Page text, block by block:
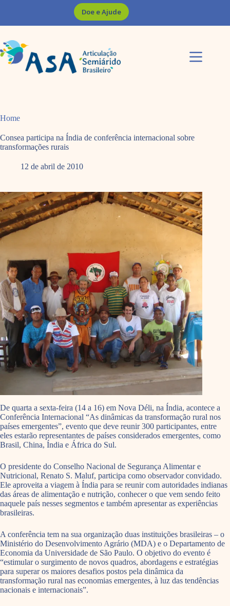
Doe e Ajude
Home
Consea participa na Índia de conferência internacional sobre
transformações rurais
12 de abril de 2010
De quarta a sexta-feira (14 a 16) em Nova Déli, na Índia, acontece a
Conferência Internacional “As dinâmicas da transformação rural nos
países emergentes”, evento que deve reunir 300 participantes, entre
eles estarão representantes de países considerados emergentes, como
Brasil, China, Índia e África do Sul.
O presidente do Conselho Nacional de Segurança Alimentar e
Nutricional, Renato S. Maluf, participa como observador convidado.
Ele aproveita a viagem à Índia para se reunir com autoridades indianas
das áreas de alimentação e nutrição, conhecer o que vem sendo feito
naquele país nesses segmentos e também apresentar as experiências
brasileiras.
A conferência tem na sua organização duas instituições brasileiras – o
Ministério do Desenvolvimento Agrário (MDA) e o Departamento de
Economia da Universidade de São Paulo. O objetivo do evento é
“estimular o surgimento de novos quadros, abordagens e estratégias
para superar os maiores desafios postos pela dinâmica da
transformação rural nas economias emergentes, à luz das tendências
nacionais e internacionais”.